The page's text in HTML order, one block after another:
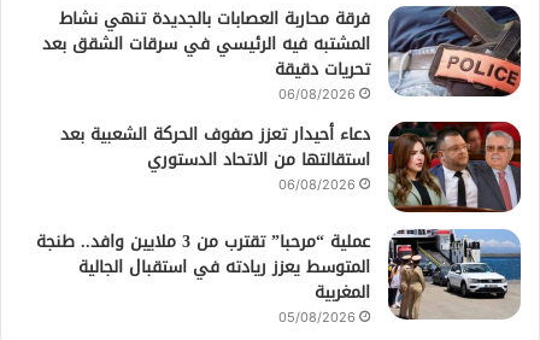
فرقة محاربة العصابات بالجديدة تنهي نشاط
المشتبه فيه الرئيسي في سرقات الشقق بعد
تحريات دقيقة
06/08/2026
دعاء أحيدار تعزز صفوف الحركة الشعبية بعد
استقالتها من الاتحاد الدستوري
06/08/2026
عملية “مرحبا” تقترب من 3 ملايين وافد.. طنجة
المتوسط يعزز ريادته في استقبال الجالية
المغربية
05/08/2026